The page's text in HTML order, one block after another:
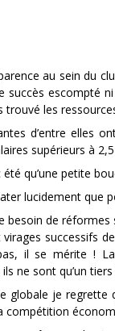
au sein du
succès escompté
trouvé les
d’entre elles
supérieurs à
été qu’une petite
lucidement que
besoin de
successifs
il se mérite !
ne sont qu’un tiers
globale je
compétition